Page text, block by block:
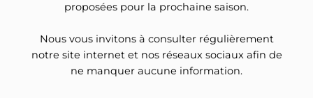
proposées pour la prochaine saison.
Nous vous invitons à consulter régulièrement
notre site internet et nos réseaux sociaux afin de
ne manquer aucune information.